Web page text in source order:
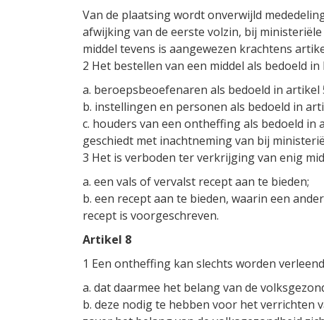
Van de plaatsing wordt onverwijld
afwijking van de eerste volzin, bij
middel tevens is aangewezen krachtens
2 Het bestellen van een middel als bedoeld
a. beroepsbeoefenaren als bedoeld in artikel
b. instellingen en personen als bedoeld in
c. houders van een ontheffing als bedoeld in
geschiedt met inachtneming van bij
3 Het is verboden ter verkrijging van enig
a. een vals of vervalst recept aan te bieden;
b. een recept aan te bieden, waarin een
recept is voorgeschreven.
Artikel 8
1 Een ontheffing kan slechts worden
a. dat daarmee het belang van de
b. deze nodig te hebben voor het verrichten